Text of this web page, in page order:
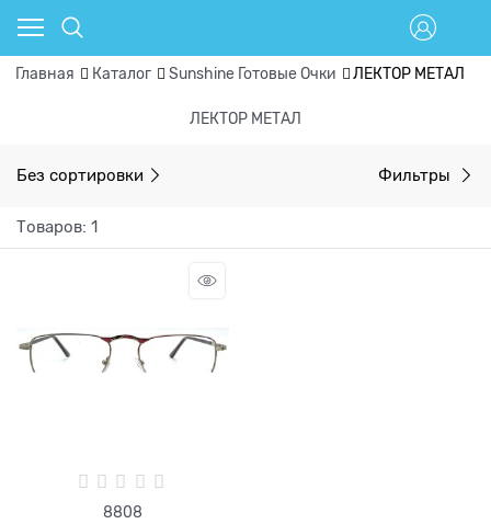
Главная Каталог Sunshine Готовые Очки ЛЕКТОР МЕТАЛ
ЛЕКТОР МЕТАЛ
Без сортировки Фильтры
Товаров: 1
8808